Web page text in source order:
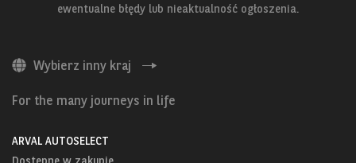
ewentualne błędy lub nieaktualność ogłoszenia.
Wybierz inny kraj
For the many journeys in life
ARVAL AUTOSELECT
Dostępne w zakupie